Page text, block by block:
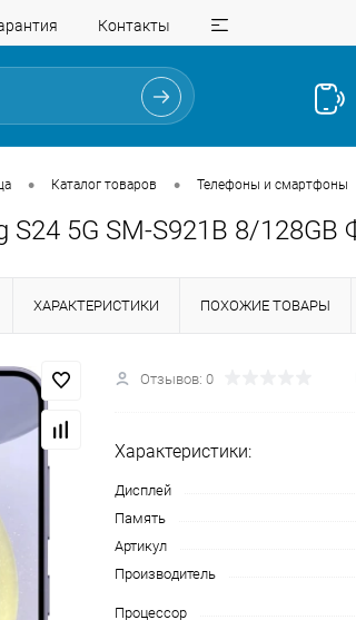
Контакты
• Каталог товаров • Телефоны и смартфоны
S24 5G SM-S921B 8/128GB
ХАРАКТЕРИСТИКИ ПОХОЖИЕ ТОВАРЫ
Отзывов: 0
Характеристики:
Дисплей
Память
Артикул
Производитель
Процессор
Для клиентов всех банков
Разбейтеоплату
на частибез переплат